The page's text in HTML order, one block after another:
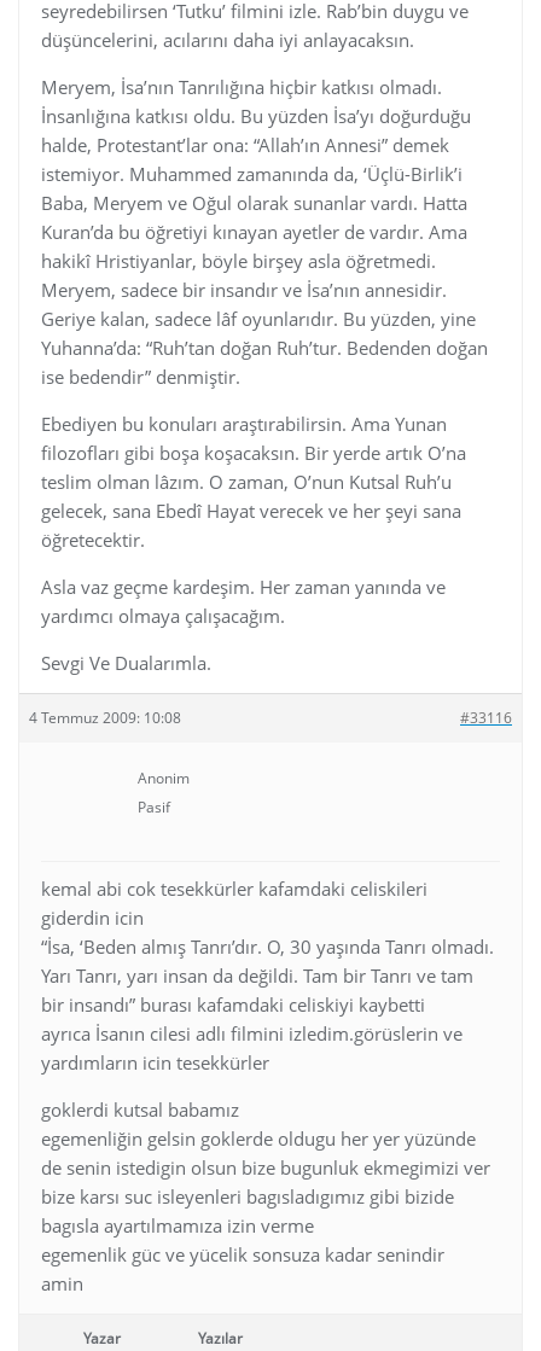
seyredebilirsen ‘Tutku’ filmini izle. Rab’bin duygu ve
düşüncelerini, acılarını daha iyi anlayacaksın.
Meryem, İsa’nın Tanrılığına hiçbir katkısı olmadı.
İnsanlığına katkısı oldu. Bu yüzden İsa’yı doğurduğu
halde, Protestant’lar ona: “Allah’ın Annesi” demek
istemiyor. Muhammed zamanında da, ‘Üçlü-Birlik’i
Baba, Meryem ve Oğul olarak sunanlar vardı. Hatta
Kuran’da bu öğretiyi kınayan ayetler de vardır. Ama
hakikî Hristiyanlar, böyle birşey asla öğretmedi.
Meryem, sadece bir insandır ve İsa’nın annesidir.
Geriye kalan, sadece lâf oyunlarıdır. Bu yüzden, yine
Yuhanna’da: “Ruh’tan doğan Ruh’tur. Bedenden doğan
ise bedendir” denmiştir.
Ebediyen bu konuları araştırabilirsin. Ama Yunan
filozofları gibi boşa koşacaksın. Bir yerde artık O’na
teslim olman lâzım. O zaman, O’nun Kutsal Ruh’u
gelecek, sana Ebedî Hayat verecek ve her şeyi sana
öğretecektir.
Asla vaz geçme kardeşim. Her zaman yanında ve
yardımcı olmaya çalışacağım.
Sevgi Ve Dualarımla.
4 Temmuz 2009: 10:08 #33116
Anonim
Pasif
kemal abi cok tesekkürler kafamdaki celiskileri
giderdin icin
“İsa, ‘Beden almış Tanrı’dır. O, 30 yaşında Tanrı olmadı.
Yarı Tanrı, yarı insan da değildi. Tam bir Tanrı ve tam
bir insandı” burası kafamdaki celiskiyi kaybetti
ayrıca İsanın cilesi adlı filmini izledim.görüslerin ve
yardımların icin tesekkürler
goklerdi kutsal babamız
egemenliğin gelsin goklerde oldugu her yer yüzünde
de senin istedigin olsun bize bugunluk ekmegimizi ver
bize karsı suc isleyenleri bagısladıgımız gibi bizide
bagısla ayartılmamıza izin verme
egemenlik güc ve yücelik sonsuza kadar senindir
amin
Yazar Yazılar